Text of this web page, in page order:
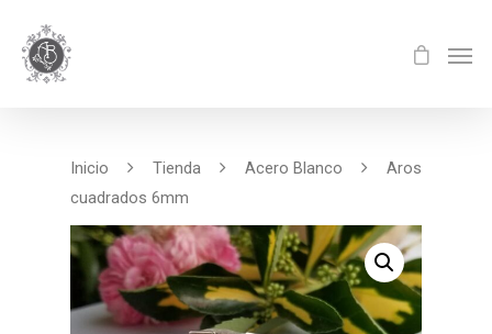
Inicio Tienda Acero Blanco
Aros
cuadrados 6mm